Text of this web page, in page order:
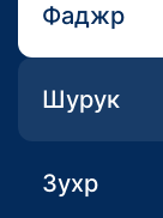
Фаджр
Шурук
Зухр